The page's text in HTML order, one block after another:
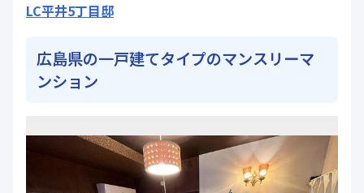
LC平井5丁目邸
広島県の一戸建てタイプのマンスリーマ
ンション